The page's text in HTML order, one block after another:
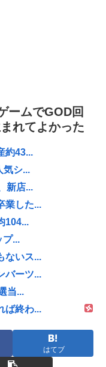
ームでGOD回
れてよかった
約43...
気シ...
新店...
業した...
104...
プ...
ないス...
バーツ...
当...
ば終わ...
はてブ